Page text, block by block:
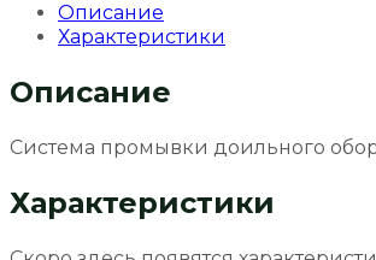
Описание
Характеристики
Описание
Система промывки доильного
Характеристики